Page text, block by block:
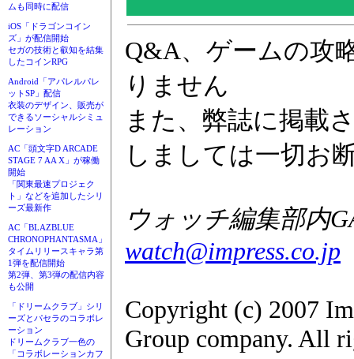
ムも同時に配信
iOS「ドラゴンコイン
ズ」が配信開始
セガの技術と叡知を結集
したコインRPG
Android「アパレルパレ
ットSP」配信
衣装のデザイン、販売が
できるソーシャルシミュ
レーション
AC「頭文字D ARCADE
STAGE 7 AA X」が稼働
開始
「関東最速プロジェク
ト」などを追加したシリ
ーズ最新作
AC「BLAZBLUE
CHRONOPHANTASMA」
タイムリリースキャラ第
1弾を配信開始
第2弾、第3弾の配信内容
も公開
「ドリームクラブ」シリ
ーズとパセラのコラボレ
ーション
ドリームクラブ一色の
「コラボレーションカフ
Q&A、ゲームの攻
りません
また、弊誌に掲載
しましては一切お
ウォッチ編集部内
watch@impress.co.jp
Copyright (c) 2007
Group company. All